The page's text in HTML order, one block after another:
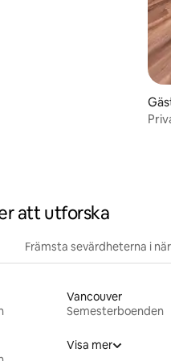
att utforska
Främsta sevärdheterna i
Vancouver
Semesterboenden
Visa mer